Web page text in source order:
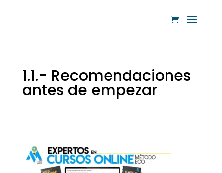
1.1.- Recomendaciones
antes de empezar